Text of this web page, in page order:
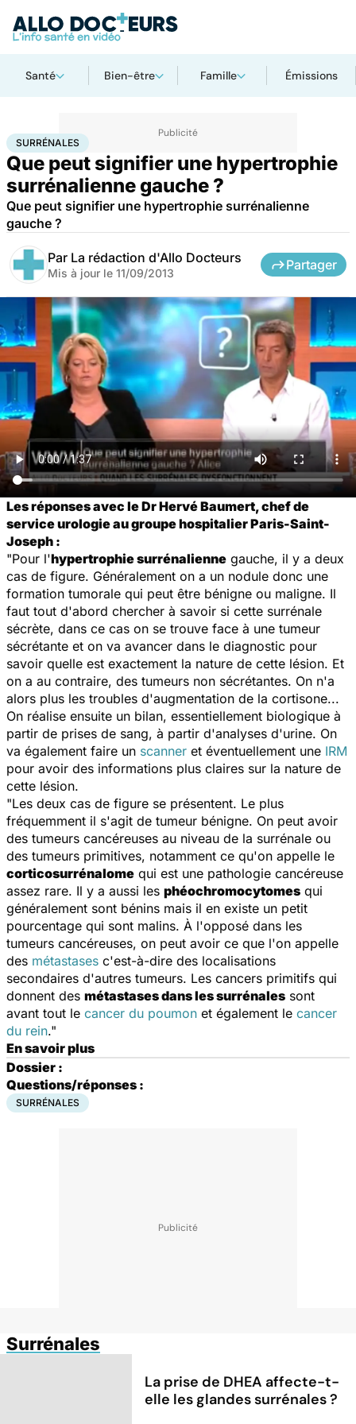
Santé Bien-être Famille Émissions
AccueilSantéSurrénales
SURRÉNALES
Que peut signifier une hypertrophie
surrénalienne gauche ?
Que peut signifier une hypertrophie surrénalienne
gauche ?
Par La rédaction d'Allo Docteurs
Mis à jour le 11/09/2013
Partager
Les réponses avec le Dr Hervé Baumert, chef de
service urologie au groupe hospitalier Paris-Saint-
Joseph :
"Pour l'hypertrophie surrénalienne gauche, il y a deux
cas de figure. Généralement on a un nodule donc une
formation tumorale qui peut être bénigne ou maligne. Il
faut tout d'abord chercher à savoir si cette surrénale
sécrète, dans ce cas on se trouve face à une tumeur
sécrétante et on va avancer dans le diagnostic pour
savoir quelle est exactement la nature de cette lésion. Et
on a au contraire, des tumeurs non sécrétantes. On n'a
alors plus les troubles d'augmentation de la cortisone...
On réalise ensuite un bilan, essentiellement biologique à
partir de prises de sang, à partir d'analyses d'urine. On
va également faire un scanner et éventuellement une IRM
pour avoir des informations plus claires sur la nature de
cette lésion.
"Les deux cas de figure se présentent. Le plus
fréquemment il s'agit de tumeur bénigne. On peut avoir
des tumeurs cancéreuses au niveau de la surrénale ou
des tumeurs primitives, notamment ce qu'on appelle le
corticosurrénalome qui est une pathologie cancéreuse
assez rare. Il y a aussi les phéochromocytomes qui
généralement sont bénins mais il en existe un petit
pourcentage qui sont malins. À l'opposé dans les
tumeurs cancéreuses, on peut avoir ce que l'on appelle
des métastases c'est-à-dire des localisations
secondaires d'autres tumeurs. Les cancers primitifs qui
donnent des métastases dans les surrénales sont
avant tout le cancer du poumon et également le cancer
du rein."
En savoir plus
Dossier :
Questions/réponses :
SURRÉNALES
Surrénales
La prise de DHEA affecte-t-
elle les glandes surrénales ?